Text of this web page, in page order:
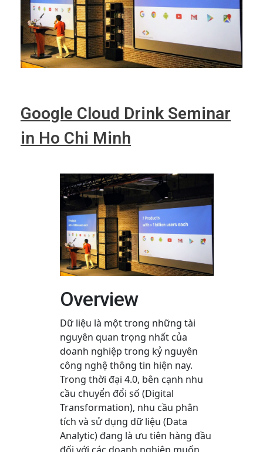
Google Cloud Drink Seminar
in Ho Chi Minh
Overview
Dữ liệu là một trong những tài
nguyên quan trọng nhất của
doanh nghiệp trong kỷ nguyên
công nghệ thông tin hiện nay.
Trong thời đại 4.0, bên cạnh nhu
cầu chuyển đổi số (Digital
Transformation), nhu cầu phân
tích và sử dụng dữ liệu (Data
Analytic) đang là ưu tiên hàng đầu